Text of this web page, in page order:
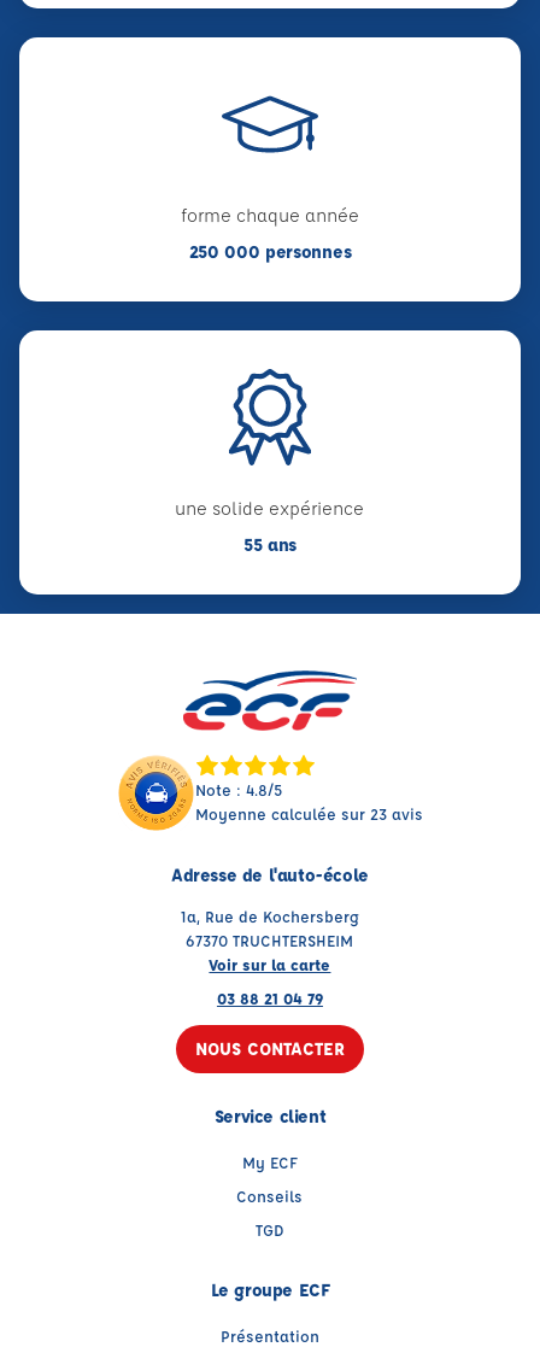
forme chaque année
250 000 personnes
une solide expérience
55 ans
Note : 4.8/5
Moyenne calculée sur 23 avis
Adresse de l'auto-école
1a, Rue de Kochersberg
67370 TRUCHTERSHEIM
Voir sur la carte
03 88 21 04 79
NOUS CONTACTER
Service client
My ECF
Conseils
TGD
Le groupe ECF
Présentation